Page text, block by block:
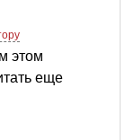
этом
еще